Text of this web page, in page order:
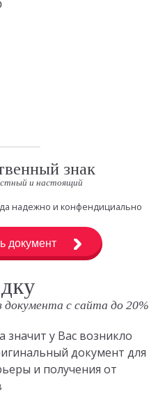
знак
и настоящий
надежно и конфендициально
документ
документа с сайта до 20%
у Вас возникло
документ для
и получения от